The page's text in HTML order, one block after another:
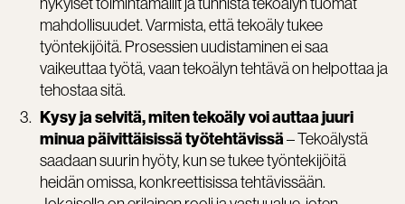
mahdollisuudet. Varmista, että tekoäly tukee
työntekijöitä. Prosessien uudistaminen ei saa
vaikeuttaa työtä, vaan tekoälyn tehtävä on helpottaa ja
tehostaa sitä.
Kysy ja selvitä, miten tekoäly voi auttaa juuri
minua päivittäisissä työtehtävissä– Tekoälystä
saadaan suurin hyöty, kun se tukee työntekijöitä
heidän omissa, konkreettisissa tehtävissään.